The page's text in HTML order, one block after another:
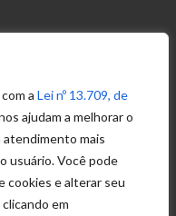
a Lei nº 13.709, de
ajudam a melhorar o
mais
usuário. Você pode
cookies e alterar seu
em